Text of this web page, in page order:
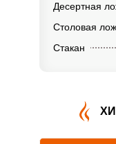
Десертная
Столовая
Стакан